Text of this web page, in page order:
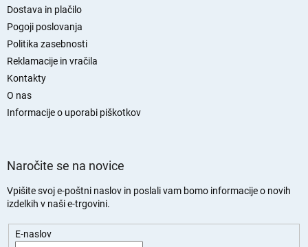
Dostava in plačilo
Pogoji poslovanja
Politika zasebnosti
Reklamacije in vračila
Kontakty
O nas
Informacije o uporabi piškotkov
Naročite se na novice
Vpišite svoj e-poštni naslov in poslali vam bomo informacije o novih
izdelkih v naši e-trgovini.
E-naslov